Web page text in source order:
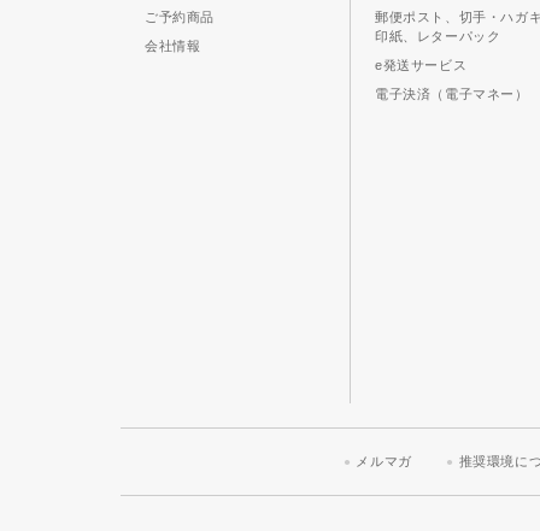
ご予約商品
会社情報
郵便ポスト、切手・ハガ
印紙、レターパック
e発送サービス
電子決済（電子マネー）
メルマガ 推奨環境に